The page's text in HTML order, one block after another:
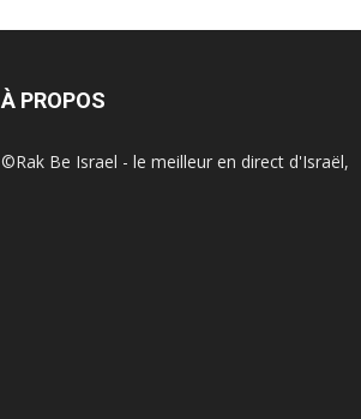
À PROPOS
©Rak Be Israel - le meilleur en direct d'Israël,